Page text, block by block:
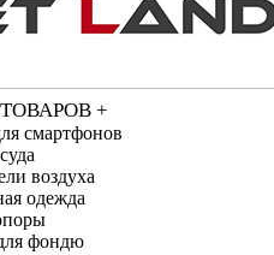
+
смартфонов
воздуха
одежда
фондю